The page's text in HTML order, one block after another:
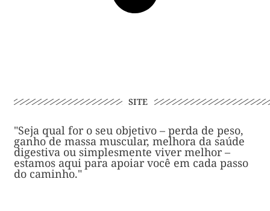
SITE
"Seja qual for o seu objetivo – perda de peso,
ganho de massa muscular, melhora da saúde
digestiva ou simplesmente viver melhor –
estamos aqui para apoiar você em cada passo
do caminho."